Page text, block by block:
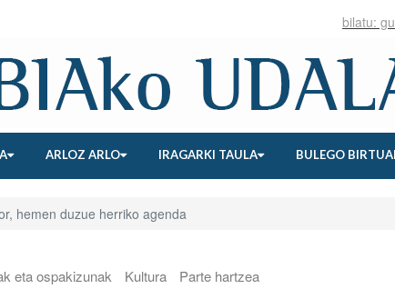
ARLOZ ARLO IRAGARKI TAULA BULEGO
hemen duzue herriko agenda
eta ospakizunak Kultura Parte hartzea